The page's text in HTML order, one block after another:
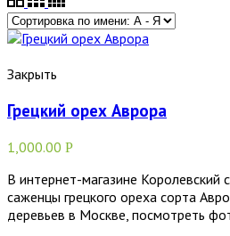
Закрыть
Грецкий орех Аврора
1,000.00 Р
В интернет-магазине Королевский
саженцы грецкого ореха сорта
деревьев в Москве, посмотреть